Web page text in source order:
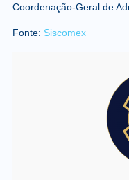
Coordenação-Geral de
Fonte: Siscomex